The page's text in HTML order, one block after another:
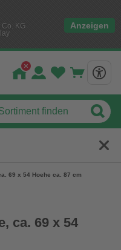
KG
Anzeigen
69 x 54 Hoehe ca. 87 cm
ca. 69 x 54